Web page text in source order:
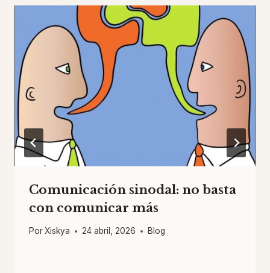
Comunicación sinodal: no basta
con comunicar más
PorXiskya 24 abril, 2026 Blog